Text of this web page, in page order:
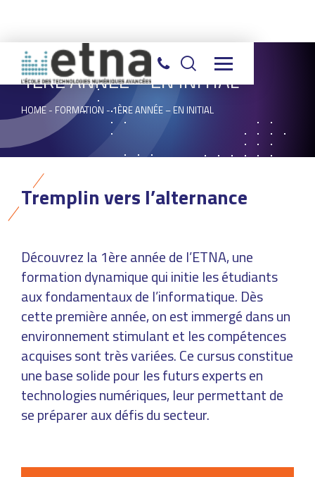
1ÈRE ANNÉE – EN INITIAL
HOME - FORMATION -1ÈRE ANNÉE – EN INITIAL
Tremplin vers l’alternance
Découvrez la 1ère année de l’ETNA, une
formation dynamique qui initie les étudiants
aux fondamentaux de l’informatique. Dès
cette première année, on est immergé dans un
environnement stimulant et les compétences
acquises sont très variées. Ce cursus constitue
une base solide pour les futurs experts en
technologies numériques, leur permettant de
se préparer aux défis du secteur.